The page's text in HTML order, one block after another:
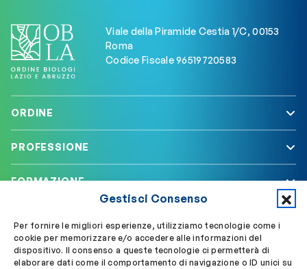
Gestisci Consenso
Per fornire le migliori esperienze, utilizziamo tecnologie come i
cookie per memorizzare e/o accedere alle informazioni del
dispositivo. Il consenso a queste tecnologie ci permetterà di
elaborare dati come il comportamento di navigazione o ID unici su
Viale della Piramide Cestia 1/C, 00153
Roma
Codice Fiscale 96519720583
ORDINE
PROFESSIONE
FORMAZIONE